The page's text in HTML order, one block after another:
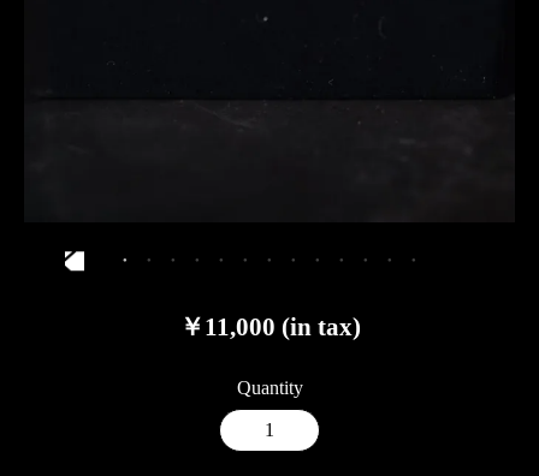
￥11,000 (in tax)
Quantity